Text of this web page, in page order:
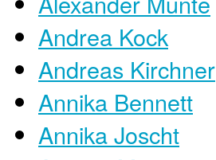
Andrea Kock
Andreas Kirchner
Annika Bennett
Annika Joscht